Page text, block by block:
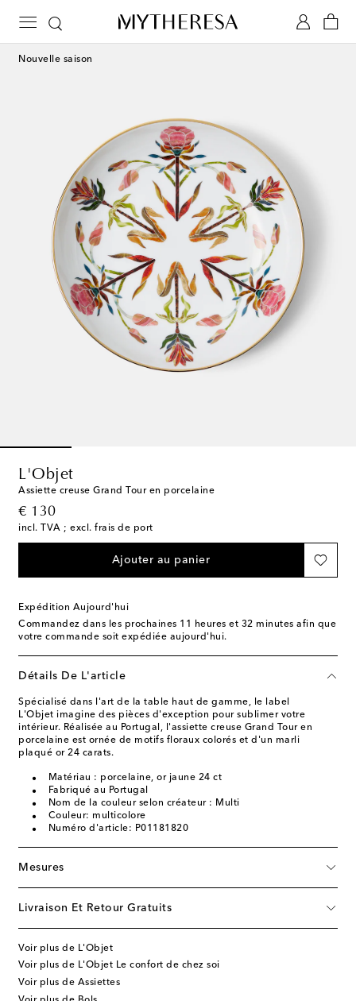
Nouvelle saison
L'Objet
Assiette creuse Grand Tour en porcelaine
€ 130
original price
incl. TVA ; excl. frais de port
Ajouter au panier
Expédition Aujourd'hui
Commandez dans les prochaines 11 heures et 32 minutes afin que
votre commande soit expédiée aujourd'hui.
Détails De L'article
Spécialisé dans l'art de la table haut de gamme, le label
L'Objet imagine des pièces d'exception pour sublimer votre
intérieur. Réalisée au Portugal, l'assiette creuse Grand Tour en
porcelaine est ornée de motifs floraux colorés et d'un marli
plaqué or 24 carats.
Matériau : porcelaine, or jaune 24 ct
Fabriqué au Portugal
Nom de la couleur selon créateur : Multi
Couleur: multicolore
Numéro d'article: P01181820
Mesures
Livraison Et Retour Gratuits
Voir plus de L'Objet
Voir plus de L'Objet Le confort de chez soi
Voir plus de Assiettes